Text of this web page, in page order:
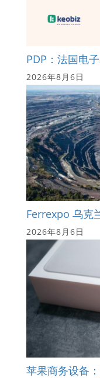
PDP：法国电
2026年8月6日
Ferrexpo 乌克
2026年8月6日
苹果商务设备